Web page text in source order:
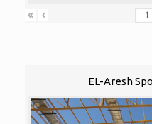
« ‹
EL-Aresh